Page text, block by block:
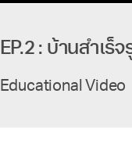
EP.2 : บ้านสำเร็
Educational Video